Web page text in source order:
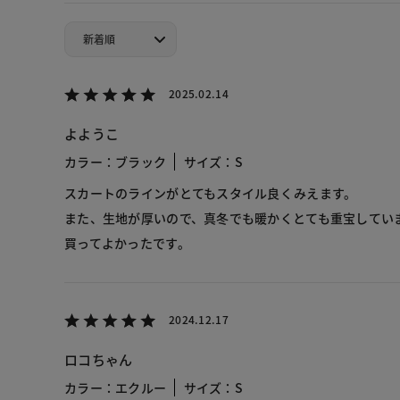
2025.02.14
よようこ
カラー：ブラック
サイズ：S
スカートのラインがとてもスタイル良くみえます。
また、生地が厚いので、真冬でも暖かくとても重宝してい
買ってよかったです。
2024.12.17
ロコちゃん
カラー：エクルー サイズ：S